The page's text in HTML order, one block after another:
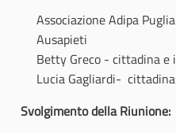
Associazione Adipa Puglia
Ausapieti
Betty Greco - cittadina
Lucia Gagliardi-
Svolgimento della Riunione: